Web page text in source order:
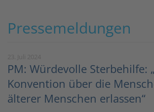
Pressemeldungen
PM: Würdevolle Sterbehilfe:
Konvention über die
älterer Menschen erlassen“